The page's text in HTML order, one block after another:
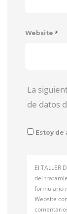
Website *
La
de datos
Estoy de
El TALLER
del
formulario
Website